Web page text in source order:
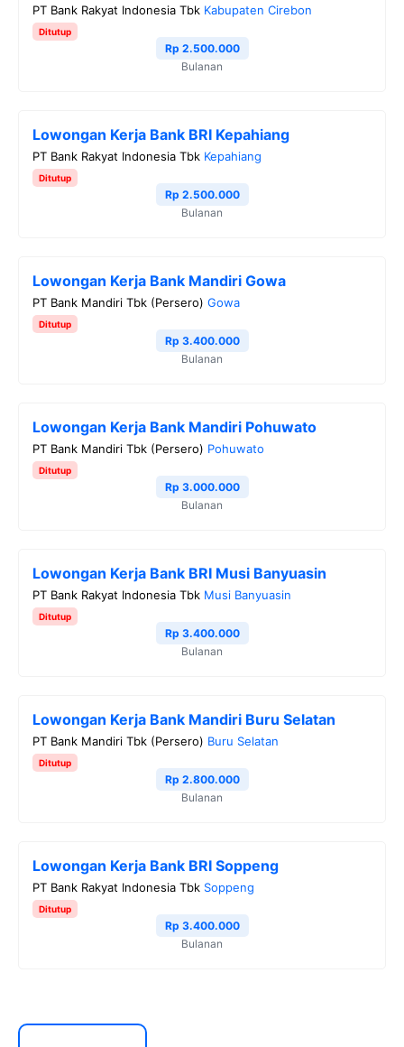
PT Bank Rakyat Indonesia Tbk Kabupaten Cirebon
Ditutup
Rp 2.500.000
Bulanan
Lowongan Kerja Bank BRI Kepahiang
PT Bank Rakyat Indonesia Tbk Kepahiang
Ditutup
Rp 2.500.000
Bulanan
Lowongan Kerja Bank Mandiri Gowa
PT Bank Mandiri Tbk (Persero) Gowa
Ditutup
Rp 3.400.000
Bulanan
Lowongan Kerja Bank Mandiri Pohuwato
PT Bank Mandiri Tbk (Persero) Pohuwato
Ditutup
Rp 3.000.000
Bulanan
Lowongan Kerja Bank BRI Musi Banyuasin
PT Bank Rakyat Indonesia Tbk Musi Banyuasin
Ditutup
Rp 3.400.000
Bulanan
Lowongan Kerja Bank Mandiri Buru Selatan
PT Bank Mandiri Tbk (Persero) Buru Selatan
Ditutup
Rp 2.800.000
Bulanan
Lowongan Kerja Bank BRI Soppeng
PT Bank Rakyat Indonesia Tbk Soppeng
Ditutup
Rp 3.400.000
Bulanan